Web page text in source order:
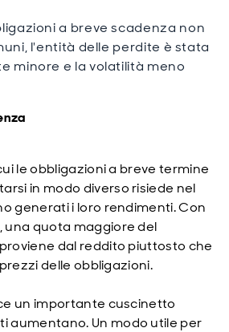
a breve scadenza non
l'entità delle perdite è stata
minore e la volatilità meno
le obbligazioni a breve termine
in modo diverso risiede nel
generati i loro rendimenti. Con
una quota maggiore del
dal reddito piuttosto che
delle obbligazioni.
un importante cuscinetto
aumentano. Un modo utile per